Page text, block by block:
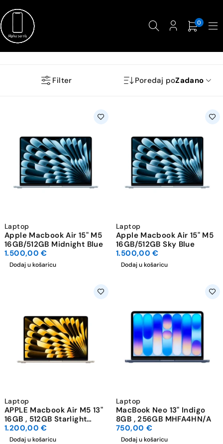
0
Filter Poredaj poZadano
Laptop
Apple Macbook Air 15" M5
16GB/512GB Midnight Blue
1.500,00€
Dodaj u košaricu
Laptop
Apple Macbook Air 15" M5
16GB/512GB Sky Blue
1.500,00€
Dodaj u košaricu
Laptop
APPLE Macbook Air M5 13"
16GB , 512GB Starlight
MDVQ4ZE/A
1.200,00€
Dodaj u košaricu
Laptop
MacBook Neo 13" Indigo
8GB , 256GB MHFA4HN/A
750,00 €
Dodaj u košaricu